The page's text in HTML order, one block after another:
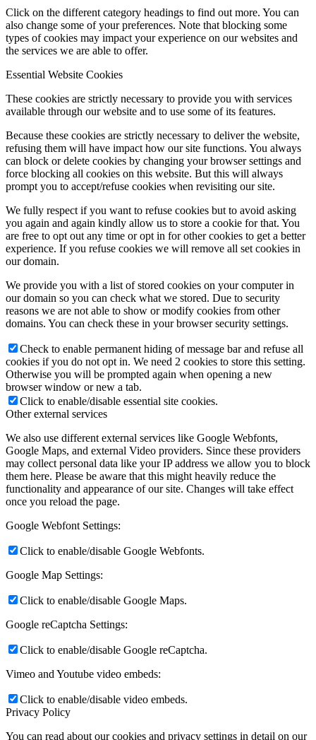
Click on the different category headings to find out more. You can
also change some of your preferences. Note that blocking some
types of cookies may impact your experience on our websites and
the services we are able to offer.
Essential Website Cookies
These cookies are strictly necessary to provide you with services
available through our website and to use some of its features.
Because these cookies are strictly necessary to deliver the website,
refusing them will have impact how our site functions. You always
can block or delete cookies by changing your browser settings and
force blocking all cookies on this website. But this will always
prompt you to accept/refuse cookies when revisiting our site.
We fully respect if you want to refuse cookies but to avoid asking
you again and again kindly allow us to store a cookie for that. You
are free to opt out any time or opt in for other cookies to get a better
experience. If you refuse cookies we will remove all set cookies in
our domain.
We provide you with a list of stored cookies on your computer in
our domain so you can check what we stored. Due to security
reasons we are not able to show or modify cookies from other
domains. You can check these in your browser security settings.
Check to enable permanent hiding of message bar and refuse all
cookies if you do not opt in. We need 2 cookies to store this setting.
Otherwise you will be prompted again when opening a new
browser window or new a tab.
Click to enable/disable essential site cookies.
Other external services
We also use different external services like Google Webfonts,
Google Maps, and external Video providers. Since these providers
may collect personal data like your IP address we allow you to block
them here. Please be aware that this might heavily reduce the
functionality and appearance of our site. Changes will take effect
once you reload the page.
Google Webfont Settings:
Click to enable/disable Google Webfonts.
Google Map Settings:
Click to enable/disable Google Maps.
Google reCaptcha Settings:
Click to enable/disable Google reCaptcha.
Vimeo and Youtube video embeds:
Click to enable/disable video embeds.
Privacy Policy
You can read about our cookies and privacy settings in detail on our